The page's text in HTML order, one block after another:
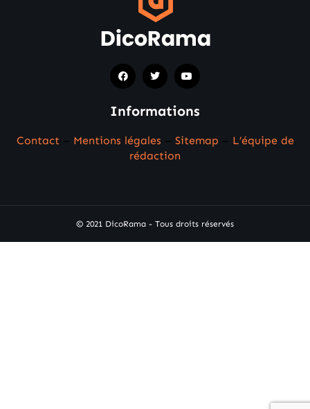
Informations
Contact Mentions légales Sitemap
L’équipe de
rédaction
© 2021 DicoRama - Tous droits réservés